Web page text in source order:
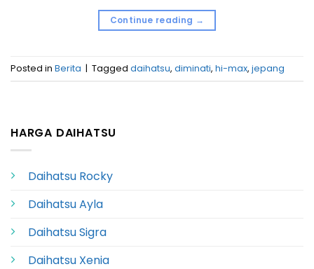
Continue reading →
Posted in Berita | Tagged daihatsu, diminati, hi-max, jepang
HARGA DAIHATSU
Daihatsu Rocky
Daihatsu Ayla
Daihatsu Sigra
Daihatsu Xenia